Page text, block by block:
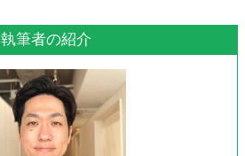
執筆者の紹介